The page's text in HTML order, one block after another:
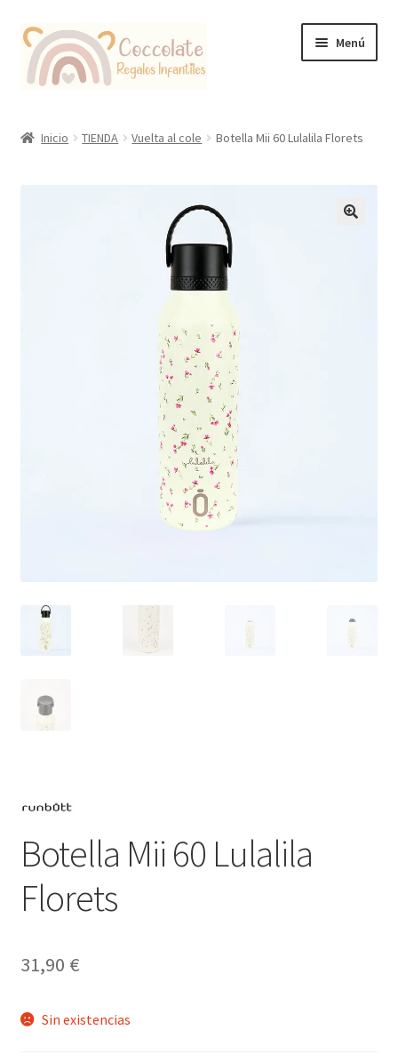
Ir
la
Ir
contenido
Menú
Inicio TIENDA Vuelta al cole Botella Mii 60 Lulalila Florets
Botella Mii 60 Lulalila
Florets
31,90 €
Sin existencias